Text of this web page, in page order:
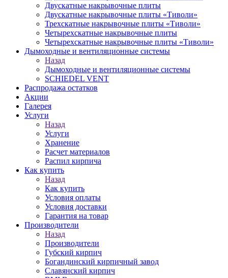
Двускатные накрывочные плиты
Двускатные накрывочные плиты «Тиволи»
Трехскатные накрывочные плиты «Тиволи»
Четырехскатные накрывочные плиты
Четырехскатные накрывочные плиты «Тиволи»
Дымоходные и вентиляционные системы
Назад
Дымоходные и вентиляционные системы
SCHIEDEL VENT
Распродажа остатков
Акции
Галерея
Услуги
Назад
Услуги
Хранение
Расчет материалов
Распил кирпича
Как купить
Назад
Как купить
Условия оплаты
Условия доставки
Гарантия на товар
Производители
Назад
Производители
Губский кирпич
Богандинский кирпичный завод
Славянский кирпич